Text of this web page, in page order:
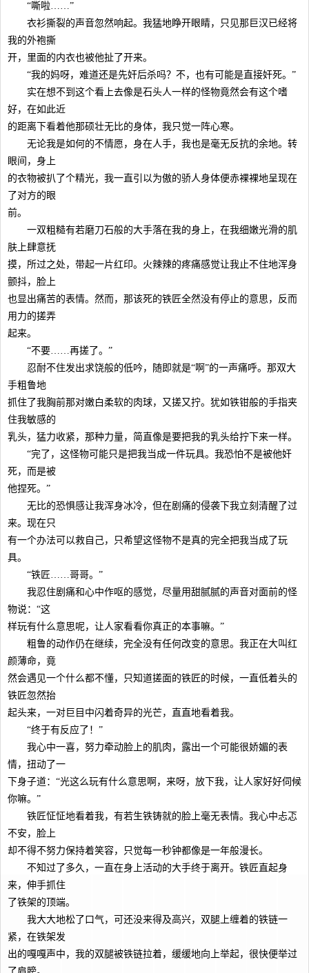
“嘶啦……”
衣衫撕裂的声音忽然响起。我猛地睁开眼睛，只见那巨汉已经将
我的外袍撕
开，里面的内衣也被他扯了开来。
“我的妈呀，难道还是先奸后杀吗？不，也有可能是直接奸死。”
实在想不到这个看上去像是石头人一样的怪物竟然会有这个嗜
好，在如此近
的距离下看着他那硕壮无比的身体，我只觉一阵心寒。
无论我是如何的不情愿，身在人手，我也是毫无反抗的余地。转
眼间，身上
的衣物被扒了个精光，我一直引以为傲的骄人身体便赤裸裸地呈现在
了对方的眼
前。
一双粗糙有若磨刀石般的大手落在我的身上，在我细嫩光滑的肌
肤上肆意抚
摸，所过之处，带起一片红印。火辣辣的疼痛感觉让我止不住地浑身
颤抖，脸上
也显出痛苦的表情。然而，那该死的铁匠全然没有停止的意思，反而
用力的搓弄
起来。
“不要……再搓了。”
忍耐不住发出求饶般的低吟，随即就是“啊”的一声痛呼。那双大
手粗鲁地
抓住了我胸前那对嫩白柔软的肉球，又搓又拧。犹如铁钳般的手指夹
住我敏感的
乳头，猛力收紧，那种力量，简直像是要把我的乳头给拧下来一样。
“完了，这怪物可能只是把我当成一件玩具。我恐怕不是被他奸
死，而是被
他捏死。”
无比的恐惧感让我浑身冰冷，但在剧痛的侵袭下我立刻清醒了过
来。现在只
有一个办法可以救自己，只希望这怪物不是真的完全把我当成了玩
具。
“铁匠……哥哥。”
我忍住剧痛和心中作呕的感觉，尽量用甜腻腻的声音对面前的怪
物说：“这
样玩有什么意思呢，让人家看看你真正的本事嘛。”
粗鲁的动作仍在继续，完全没有任何改变的意思。我正在大叫红
颜薄命，竟
然会遇见一个什么都不懂，只知道搓面的铁匠的时候，一直低着头的
铁匠忽然抬
起头来，一对巨目中闪着奇异的光芒，直直地看着我。
“终于有反应了！”
我心中一喜，努力牵动脸上的肌肉，露出一个可能很娇媚的表
情，扭动了一
下身子道：“光这么玩有什么意思啊，来呀，放下我，让人家好好伺候
你嘛。”
铁匠怔怔地看着我，有若生铁铸就的脸上毫无表情。我心中忐忑
不安，脸上
却不得不努力保持着笑容，只觉每一秒钟都像是一年般漫长。
不知过了多久，一直在身上活动的大手终于离开。铁匠直起身
来，伸手抓住
了铁架的顶端。
我大大地松了口气，可还没来得及高兴，双腿上缠着的铁链一
紧，在铁架发
出的嘎嘎声中，我的双腿被铁链拉着，缓缓地向上举起，很快便举过